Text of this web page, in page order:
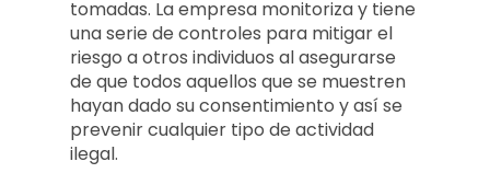
tomadas. La empresa monitoriza y tiene
una serie de controles para mitigar el
riesgo a otros individuos al asegurarse
de que todos aquellos que se muestren
hayan dado su consentimiento y así se
prevenir cualquier tipo de actividad
ilegal.